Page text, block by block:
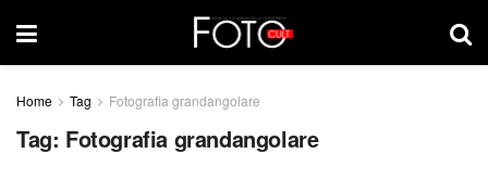
Home Tag Fotografia grandangolare
Tag: Fotografia grandangolare